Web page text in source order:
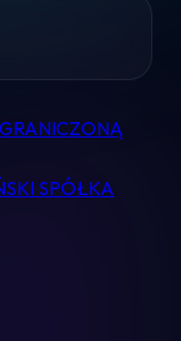
SPÓŁKA